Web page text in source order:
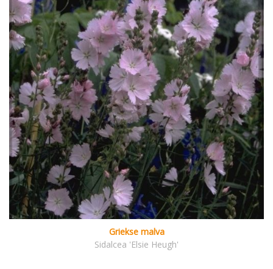
Griekse malva
Sidalcea 'Elsie Heugh'